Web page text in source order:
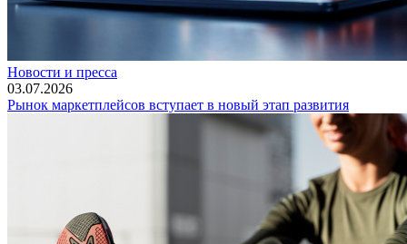
Новости и пресса
03.07.2026
Рынок маркетплейсов вступает в новый этап развития